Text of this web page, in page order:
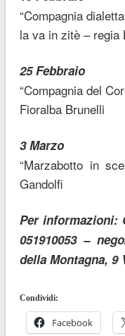
“Compagnia
la va in zitè – regia
25 Febbraio
“Compagnia del
Fioralba Brunelli
3 Marzo
“Marzabotto in
Gandolfi
Per informazioni:
051910053 –
della Montagna, 9
Condividi:
Facebook